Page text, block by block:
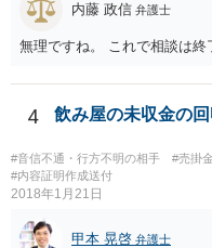
お伺いできればお伝えさせて
内藤 政信 弁護士
無理ですね。 これで相談は終
4 飲み屋の未収金の回
#音信不通・行方不明の相手 #売掛
#内容証明作成送付
2018年1月21日
甲本 晃啓 弁護士